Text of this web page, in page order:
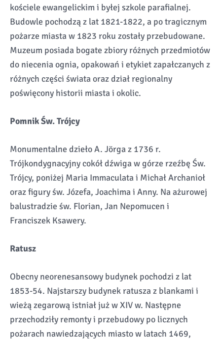
kościele ewangelickim i byłej szkole parafialnej.
Budowle pochodzą z lat 1821-1822, a po tragicznym
pożarze miasta w 1823 roku zostały przebudowane.
Muzeum posiada bogate zbiory różnych przedmiotów
do niecenia ognia, opakowań i etykiet zapałczanych z
różnych części świata oraz dział regionalny
poświęcony historii miasta i okolic.
Pomnik Św. Trójcy
Monumentalne dzieło A. Jörga z 1736 r.
Trójkondygnacyjny cokół dźwiga w górze rzeźbę Św.
Trójcy, poniżej Maria Immaculata i Michał Archanioł
oraz figury św. Józefa, Joachima i Anny. Na ażurowej
balustradzie św. Florian, Jan Nepomucen i
Franciszek Ksawery.
Ratusz
Obecny neorenesansowy budynek pochodzi z lat
1853-54. Najstarszy budynek ratusza z blankami i
wieżą zegarową istniał już w XIV w. Następne
przechodziły remonty i przebudowy po licznych
pożarach nawiedzających miasto w latach 1469,